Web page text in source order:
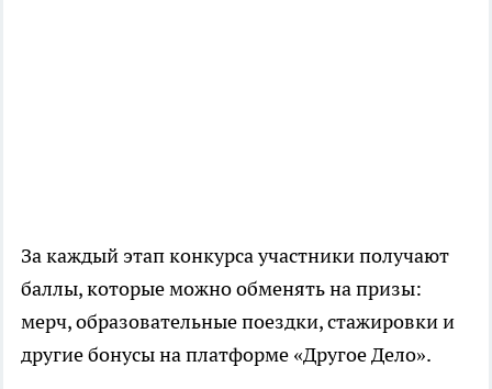
За каждый этап конкурса участники получают
баллы, которые можно обменять на призы:
мерч, образовательные поездки, стажировки и
другие бонусы на платформе «Другое Дело».